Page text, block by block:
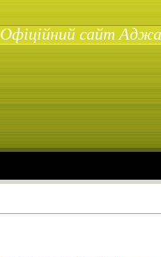
Офіційний сайт